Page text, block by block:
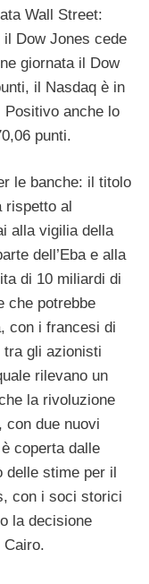
Wall Street:
Dow Jones cede
giornata il Dow
il Nasdaq è in
Positivo anche lo
punti.
le banche: il titolo
rispetto al
alla vigilia della
dell’Eba e alla
di 10 miliardi di
che potrebbe
con i francesi di
gli azionisti
rilevano un
la rivoluzione
con due nuovi
coperta dalle
stime per il
con i soci storici
la decisione
Cairo.